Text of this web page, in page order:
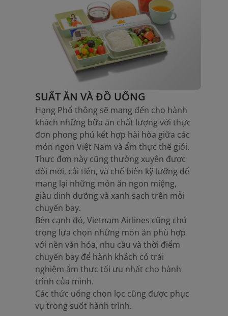
SUẤT ĂN VÀ ĐỒ UỐNG
Hạng Phổ thông sẽ mang đến cho hành
khách những bữa ăn chất lượng với thực
đơn phong phú kết hợp hài hòa giữa các
món ngon Việt Nam và ẩm thực thế giới.
Thực đơn này cũng thường xuyên được
đổi mới, cải tiến, và chế biến kỹ lưỡng để
mang lại những món ăn ngon miệng,
giàu dinh dưỡng và xanh sạch trên mỗi
chuyến bay.
Bên cạnh đó, Vietnam Airlines cũng chú
trọng lựa chọn những món ăn phù hợp
với nền văn hóa, nhu cầu và thời điểm
chuyến bay để hành khách có trải
nghiệm ẩm thực tối ưu nhất cho hành
trình của mình.
Các thức uống chọn lọc cũng được phục
vụ trong suốt hành trình.